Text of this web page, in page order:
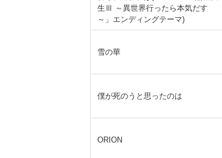
生Ⅲ ～異世界行ったら本気だす
～」エンディングテーマ)
雪の華
僕が死のうと思ったのは
ORION